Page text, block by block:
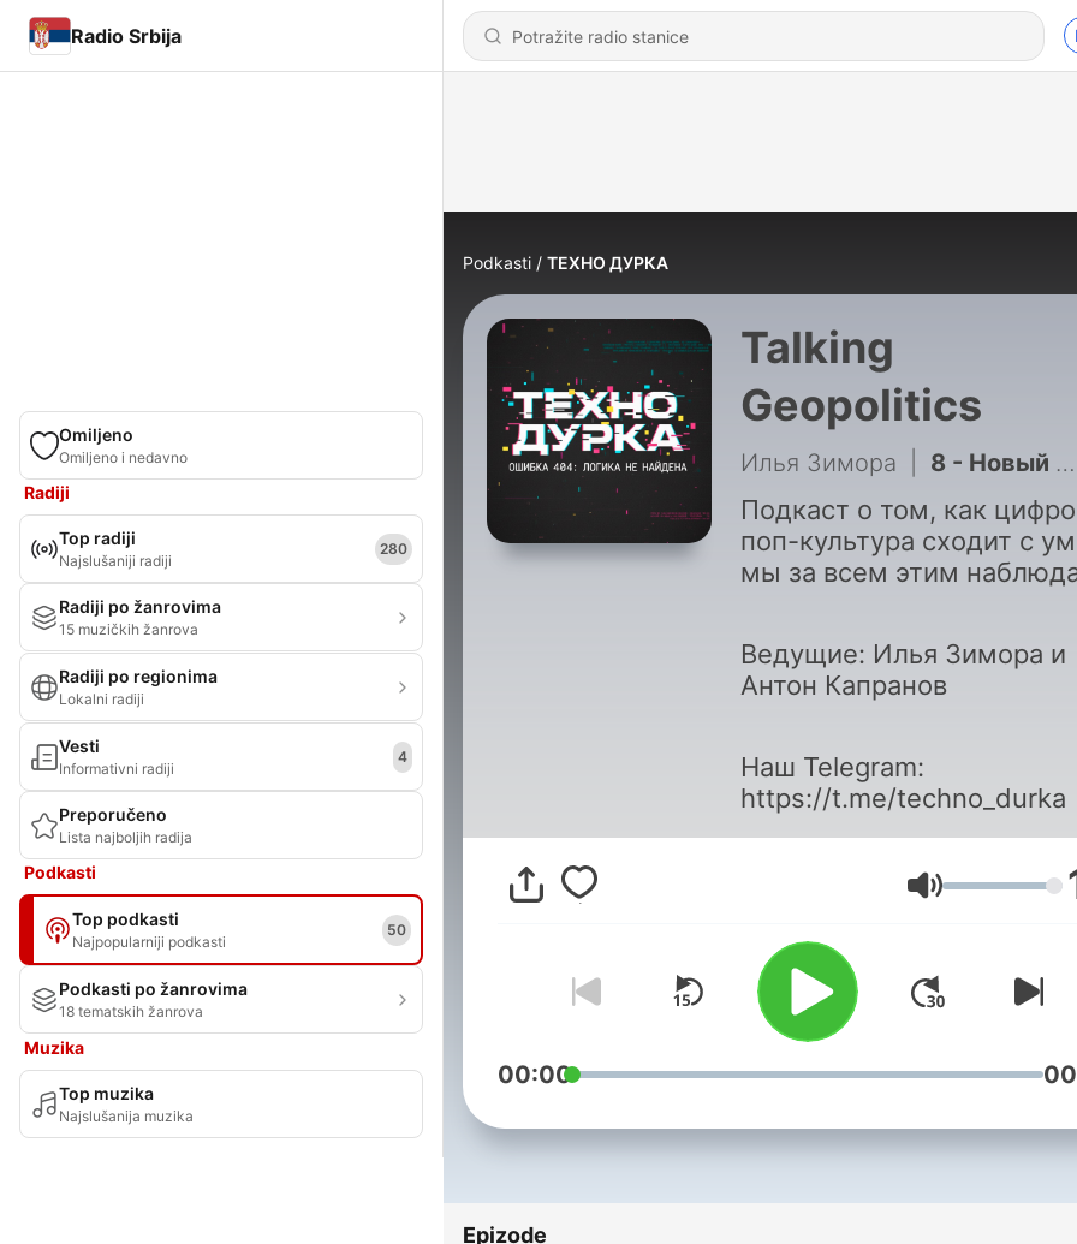
Radio Srbija
Omiljeno
Omiljeno i nedavno
Radiji
Top radiji
Najslušaniji radiji
280
Radiji po žanrovima
15 muzičkih žanrova
Radiji po regionima
Lokalni radiji
Vesti
Informativni radiji
4
Preporučeno
Lista najboljih radija
Podkasti
Top podkasti
Najpopularniji podkasti
50
Podkasti po žanrovima
18 tematskih žanrova
Muzika
Top muzika
Najslušanija muzika
Podkasti ТЕХНО ДУРКА
Talking
Geopolitics
Илья Зимора 8 - Новый Xbox - будущий провал или Microsoft сможет?
Подкаст о том, как
поп-культура сходит с
мы за всем этим
Ведущие: Илья Зимора и
Антон Капранов
Наш Telegram:
https://t.me/techno_durka
Jačina zvuka
00:00
Epizode